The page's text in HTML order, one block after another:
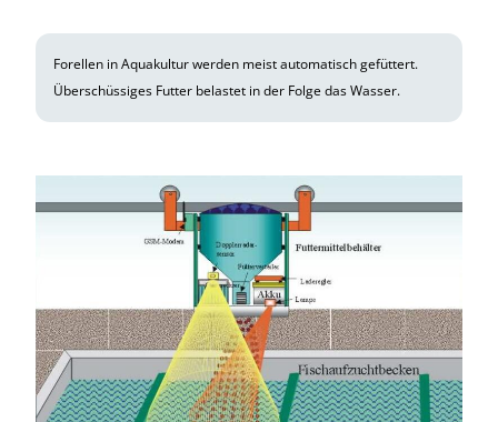
Forellen in Aquakultur werden meist automatisch gefüttert.
Überschüssiges Futter belastet in der Folge das Wasser.